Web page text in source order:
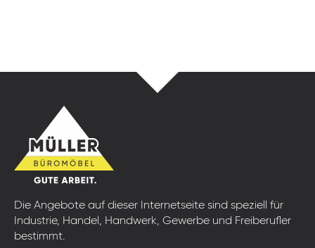
Die Angebote auf dieser Internetseite sind speziell für
Industrie, Handel, Handwerk, Gewerbe und Freiberufler
bestimmt.